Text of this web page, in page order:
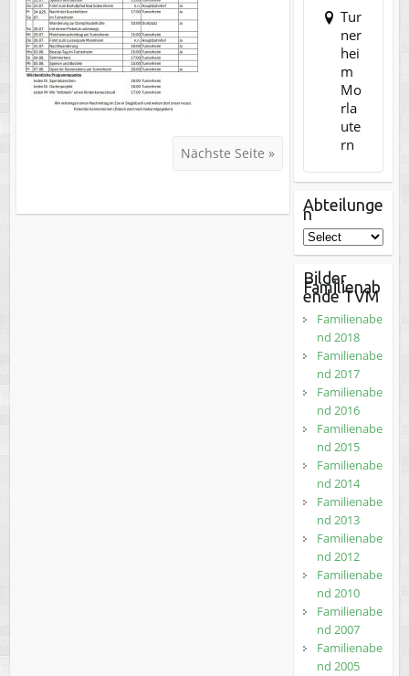
Nächste Seite »
Tur
ner
hei
m
Mo
rla
ute
rn
Abteilunge
n
Bilder
Familienab
ende TVM
Familienabe
nd 2018
Familienabe
nd 2017
Familienabe
nd 2016
Familienabe
nd 2015
Familienabe
nd 2014
Familienabe
nd 2013
Familienabe
nd 2012
Familienabe
nd 2010
Familienabe
nd 2007
Familienabe
nd 2005